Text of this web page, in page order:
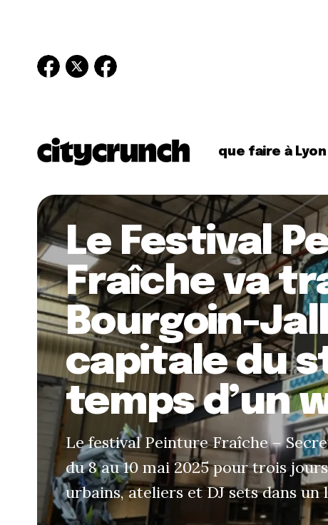
que faire à
Le Festival
Fraîche va
Bourgoin-
capitale du
temps d’un
Le festival Peinture Fraîche –
du 8 au 10 mai 2025 pour trois
urbains, ateliers et DJ sets dans un